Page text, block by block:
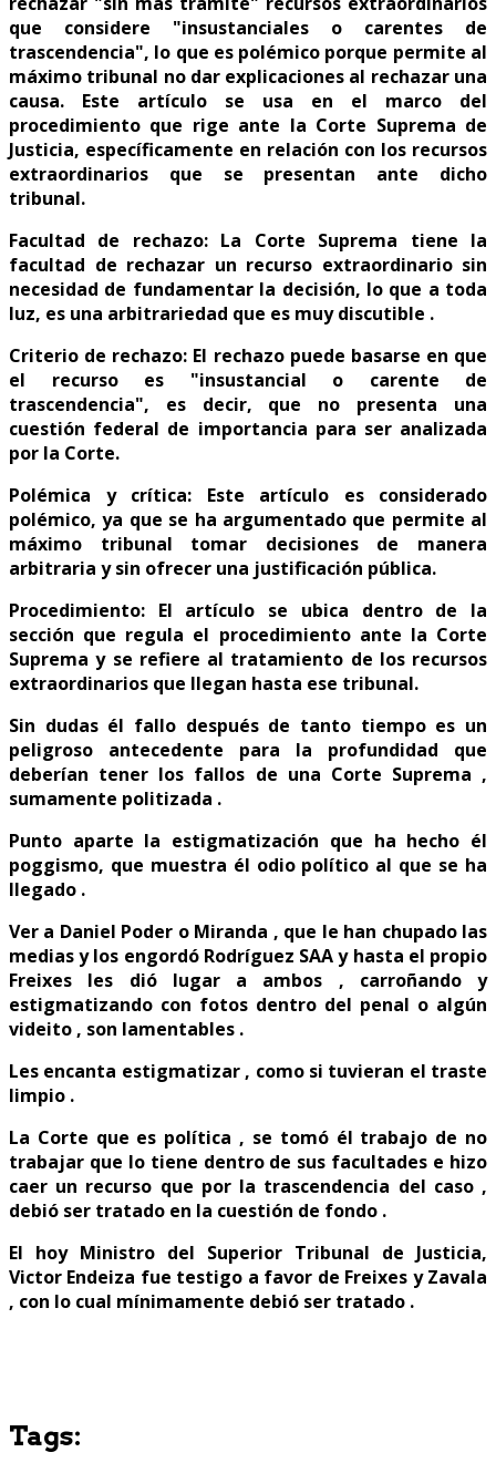
que considere "insustanciales o carentes de
trascendencia", lo que es polémico porque permite al
máximo tribunal no dar explicaciones al rechazar una
causa. Este artículo se usa en el marco del
procedimiento que rige ante la Corte Suprema de
Justicia, específicamente en relación con los recursos
extraordinarios que se presentan ante dicho
tribunal.
Facultad de rechazo: La Corte Suprema tiene la
facultad de rechazar un recurso extraordinario sin
necesidad de fundamentar la decisión, lo que a toda
luz, es una arbitrariedad que es muy discutible .
Criterio de rechazo: El rechazo puede basarse en que
el recurso es "insustancial o carente de
trascendencia", es decir, que no presenta una
cuestión federal de importancia para ser analizada
por la Corte.
Polémica y crítica: Este artículo es considerado
polémico, ya que se ha argumentado que permite al
máximo tribunal tomar decisiones de manera
arbitraria y sin ofrecer una justificación pública.
Procedimiento: El artículo se ubica dentro de la
sección que regula el procedimiento ante la Corte
Suprema y se refiere al tratamiento de los recursos
extraordinarios que llegan hasta ese tribunal.
Sin dudas él fallo después de tanto tiempo es un
peligroso antecedente para la profundidad que
deberían tener los fallos de una Corte Suprema ,
sumamente politizada .
Punto aparte la estigmatización que ha hecho él
poggismo, que muestra él odio político al que se ha
llegado .
Ver a Daniel Poder o Miranda , que le han chupado las
medias y los engordó Rodríguez SAA y hasta el propio
Freixes les dió lugar a ambos , carroñando y
estigmatizando con fotos dentro del penal o algún
videito , son lamentables .
Les encanta estigmatizar , como si tuvieran el traste
limpio .
La Corte que es política , se tomó él trabajo de no
trabajar que lo tiene dentro de sus facultades e hizo
caer un recurso que por la trascendencia del caso ,
debió ser tratado en la cuestión de fondo .
El hoy Ministro del Superior Tribunal de Justicia,
Victor Endeiza fue testigo a favor de Freixes y Zavala
, con lo cual mínimamente debió ser tratado .
Tags: